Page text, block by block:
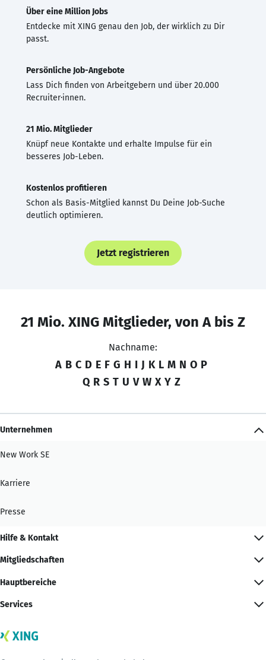
Über eine Million Jobs
Entdecke mit XING genau den Job, der wirklich zu Dir
passt.
Persönliche Job-Angebote
Lass Dich finden von Arbeitgebern und über 20.000
Recruiter·innen.
21 Mio. Mitglieder
Knüpf neue Kontakte und erhalte Impulse für ein
besseres Job-Leben.
Kostenlos profitieren
Schon als Basis-Mitglied kannst Du Deine Job-Suche
deutlich optimieren.
Jetzt registrieren
21 Mio. XING Mitglieder, von A bis Z
Nachname:
A B C D E F G H I J K L M N O P
Q R S T U V W X Y Z
Unternehmen
New Work SE
Karriere
Presse
Hilfe & Kontakt
Mitgliedschaften
Hauptbereiche
Services